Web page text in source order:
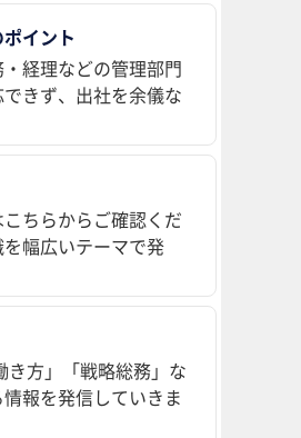
イント
経理などの管理部門
きず、出社を余儀な
ちらからご確認くだ
幅広いテーマで発
方」「戦略総務」な
報を発信していきま